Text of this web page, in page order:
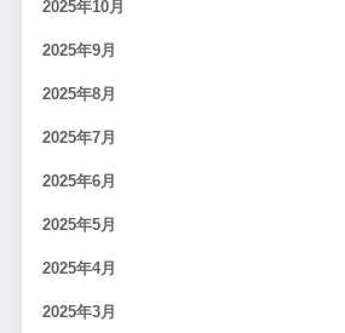
2025年10月
2025年9月
2025年8月
2025年7月
2025年6月
2025年5月
2025年4月
2025年3月